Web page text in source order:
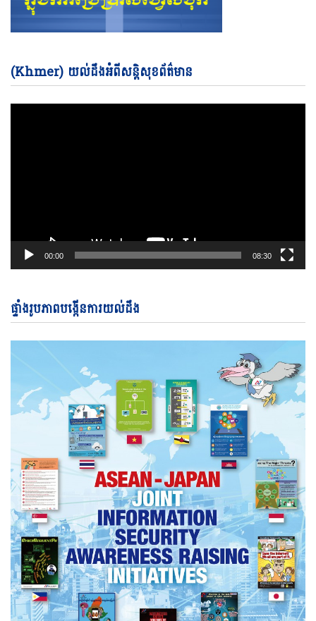
(Khmer) យល់ដឹងអំពីសន្តិសុខព័ត៌មាន
00:00 08:30
ផ្ទាំងរូបភាពបង្កើនការយល់ដឹង